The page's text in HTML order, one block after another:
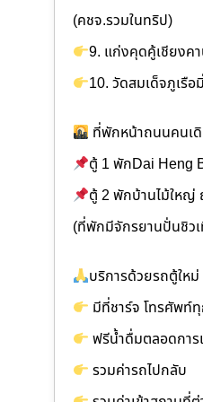
(คชจ.รวมในทริป)
9. แก่งคุดคู้เชียงค
10. วัดสมเด็จภูเรือ
ที่พักหน้าถนนคนเ
ตู้ 1 พักDai Heng
ตู้ 2 พักบ้านไม้ใหญ่
(ที่พักมีจักรยานปั่นชิวเ
บริการด้วยรถตู้ให
มีที่ชาร์จ โทรศัพท์
ฟรีน้ำดื่มตลอดการ
รวมค่ารถไปกลับ